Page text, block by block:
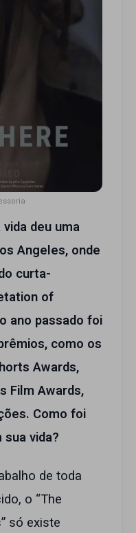
deu uma
Angeles, onde
curta-
of
ano passado foi
como os
Awards,
Film Awards,
Como foi
vida?
de toda
o “The
só existe